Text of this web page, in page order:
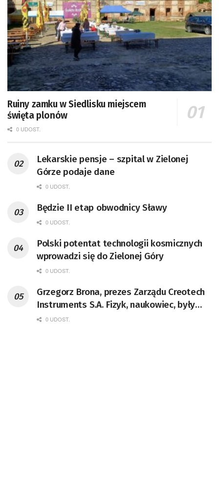
Ruiny zamku w Siedlisku miejscem
święta plonów
0 UDOST.
Lekarskie pensje – szpital w Zielonej
Górze podaje dane
0 UDOST.
Będzie II etap obwodnicy Sławy
0 UDOST.
Polski potentat technologii kosmicznych
wprowadzi się do Zielonej Góry
0 UDOST.
Grzegorz Brona, prezes Zarządu Creotech
Instruments S.A. Fizyk, naukowiec, były
pracownik CERN w Genewie,
0 UDOST.